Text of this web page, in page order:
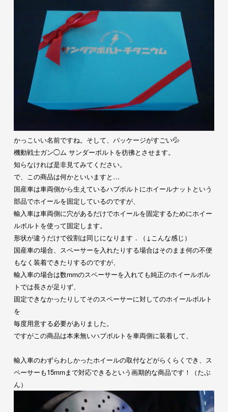
かっこいい名前ですね。そして、パッケージがすごい💦
機動戦士ガン◯ム サンダーボルトを彷彿とさせます。
知らなければ是非見てみてください。
で、この商品は何かといいますと…
国産車は車両側から生えているハブボルトにホイールナットという
部品でホイールを固定しているのですが、
輸入車は車両側に穴があるだけでホイールを固定するためにホイー
ルボルトを使って固定します。
形状が違うだけで役割は同じになります．（↓こんな感じ）
国産車の場合、 スペーサーを入れたりする場合はそのまま何の不便
もなく装着でき たりするのですが、
輸入車の場合は数mmのスペーサーを入れても純正のホイールボル
トでは長さが足りず、
固定できなかったりしてそのスペーサーに対してのホイールボルト
を
毎度用意する必要がありました。
ですがこの商品は本来無いハブボルトを車両側に装着して、
輸入車のわずらわしかったホイールの取付などがらくらくでき、 ス
ペーサーも15mmまで対応できるという画期的な商品です！（たぶ
ん）